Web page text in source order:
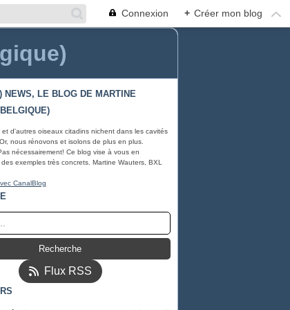
Connexion + Créer mon blog
NEWS, LE BLOG DE MARTINE
et d'autres oiseaux citadins nichent dans les cavités
nous rénovons et isolons de plus en plus.
nécessairement! Ce blog vise à vous en
exemples très concrets. Martine Wauters, BXL
CanalBlog
Flux RSS